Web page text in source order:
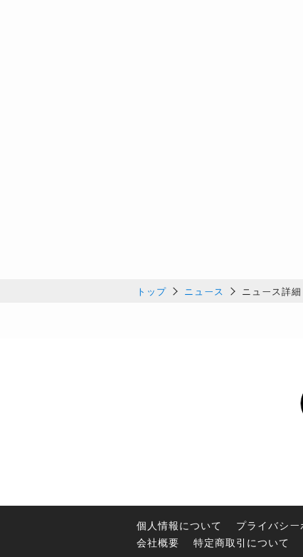
トップ ニュース ニュース詳細
個人情報について プライバシー
会社概要
特定商取引について